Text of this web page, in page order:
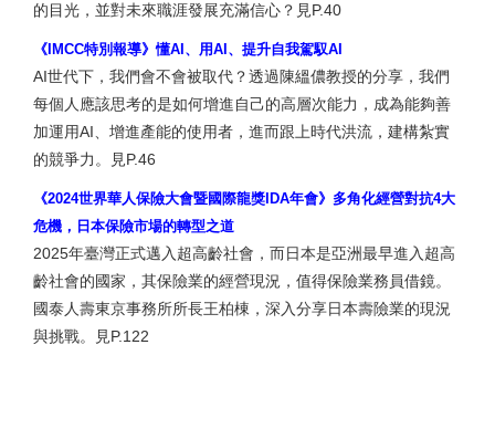
的目光，並對未來職涯發展充滿信心？見P.40
《IMCC特別報導》懂AI、用AI、提升自我駕馭AI
AI世代下，我們會不會被取代？透過陳縕儂教授的分享，我們
每個人應該思考的是如何增進自己的高層次能力，成為能夠善
加運用AI、增進產能的使用者，進而跟上時代洪流，建構紮實
的競爭力。見P.46
《2024世界華人保險大會暨國際龍獎IDA年會》多角化經營對抗4大
危機，日本保險市場的轉型之道
2025年臺灣正式邁入超高齡社會，而日本是亞洲最早進入超高
齡社會的國家，其保險業的經營現況，值得保險業務員借鏡。
國泰人壽東京事務所所長王柏棟，深入分享日本壽險業的現況
與挑戰。見P.122